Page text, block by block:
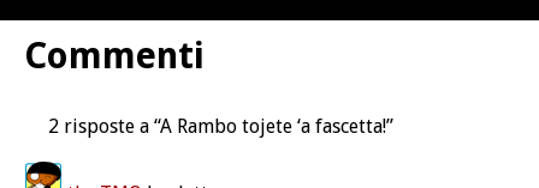
Commenti
2 risposte a “A Rambo tojete ‘a fascetta!”